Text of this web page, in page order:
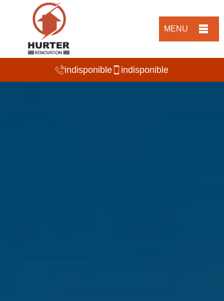
MENU
indisponible indisponible